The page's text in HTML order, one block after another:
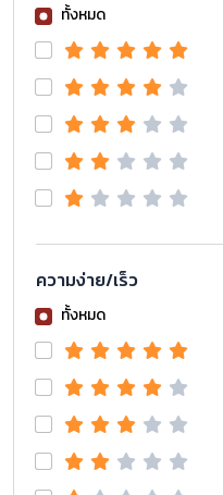
ทั้งหมด
ความง่าย/เร็ว
ทั้งหมด